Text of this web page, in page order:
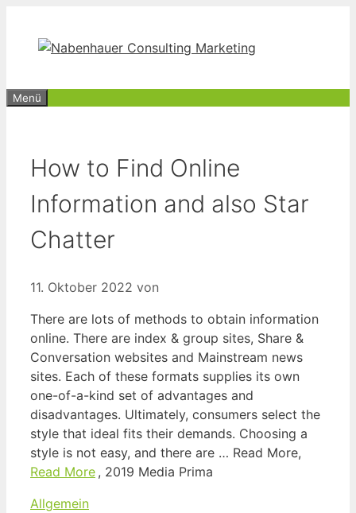
springen
Menü
How to Find Online
Information and also Star
Chatter
11. Oktober 2022 von
There are lots of methods to obtain information
online. There are index & group sites, Share &
Conversation websites and Mainstream news
sites. Each of these formats supplies its own
one-of-a-kind set of advantages and
disadvantages. Ultimately, consumers select the
style that ideal fits their demands. Choosing a
style is not easy, and there are … Read More,
Read More , 2019 Media Prima
Kategorien
Allgemein